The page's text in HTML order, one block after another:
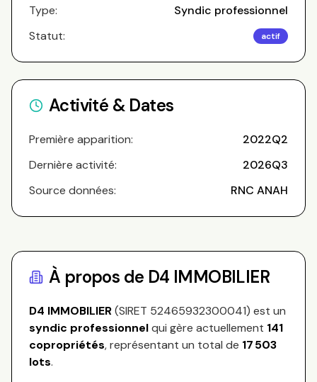
Type:
Syndic professionnel
Statut:
actif
Activité & Dates
Première apparition:
2022Q2
Dernière activité:
2026Q3
Source données:
RNC ANAH
À propos de D4 IMMOBILIER
D4 IMMOBILIER(SIRET 52465932300041) est un
syndic professionnelqui gère actuellement 141
copropriétés, représentant un total de 17 503
lots.